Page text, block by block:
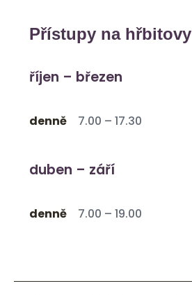
Přístupy na hřbitovy
říjen – březen
denně 7.00 – 17.30
duben – září
denně 7.00 – 19.00